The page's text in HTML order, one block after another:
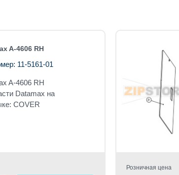
A-4606 RH
11-5161-01
A-4606 RH
Datamax на
COVER
Розничная цена